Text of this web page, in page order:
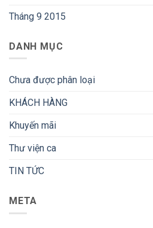
Tháng 9 2015
DANH MỤC
Chưa được phân loại
KHÁCH HÀNG
Khuyến mãi
Thư viện ca
TIN TỨC
META